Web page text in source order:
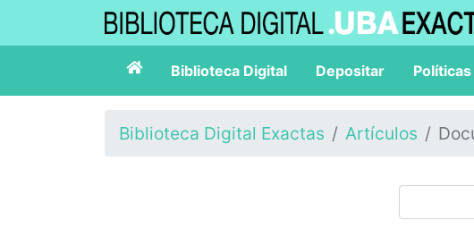
Biblioteca Digital Depositar Políticas
Biblioteca Digital Exactas Artículos